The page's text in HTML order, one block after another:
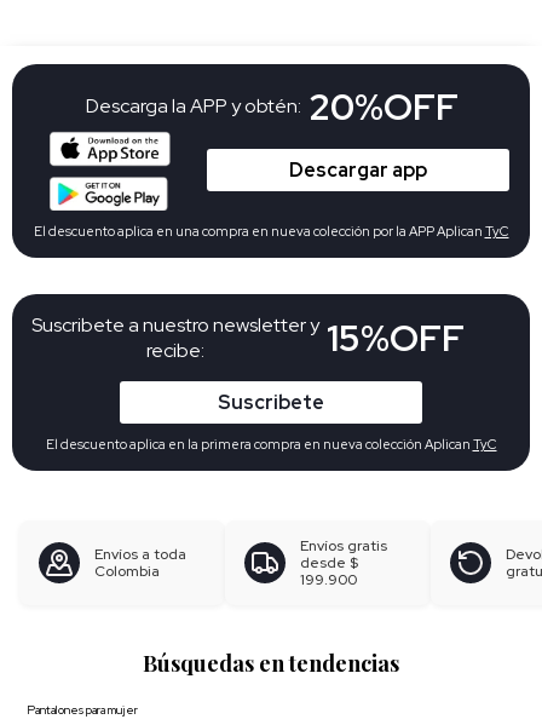
Suscribete a nuestro newsletter y
recibe:
15%OFF
Suscribete
El descuento aplica en la primera compra en nueva colección Aplican TyC
Descarga la APP y obtén: 20%OFF
Descargar app
El descuento aplica en una compra en nueva colección por la APP Aplican TyC
Envíos a toda
Colombia
Envíos gratis
desde $
199.900
Búsquedas en tendencias
Pantalones para mujer